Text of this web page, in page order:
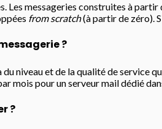
Les messageries construites à
from scratch(à partir de zéro).
?
niveau et de la qualité de service
mois pour un serveur mail dédié
?